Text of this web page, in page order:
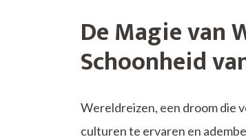
De Magie van
Schoonheid
Wereldreizen, een droom die
culturen te ervaren en